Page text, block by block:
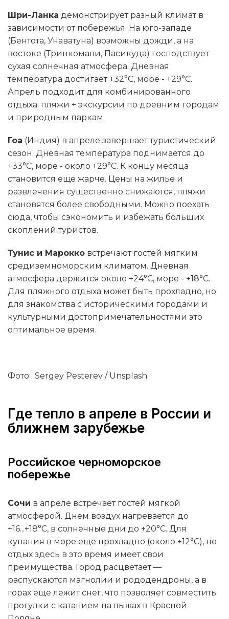
Шри-Ланка демонстрирует разный климат в
зависимости от побережья. На юго-западе
(Бентота, Унаватуна) возможны дожди, а на
востоке (Тринкомали, Пасикуда) господствует
сухая солнечная атмосфера. Дневная
температура достигает +32°C, море - +29°C.
Апрель подходит для комбинированного
отдыха: пляжи + экскурсии по древним городам
и природным паркам.
Гоа (Индия) в апреле завершает туристический
сезон. Дневная температура поднимается до
+33°C, море - около +29°C. К концу месяца
становится еще жарче. Цены на жилье и
развлечения существенно снижаются, пляжи
становятся более свободными. Можно поехать
сюда, чтобы сэкономить и избежать больших
скоплений туристов.
Тунис и Марокко встречают гостей мягким
средиземноморским климатом. Дневная
атмосфера держится около +24°C, море - +18°C.
Для пляжного отдыха может быть прохладно, но
для знакомства с историческими городами и
культурными достопримечательностями это
оптимальное время.
Фото: Sergey Pesterev / Unsplash
Где тепло в апреле в России и
ближнем зарубежье
Российское черноморское
побережье
Сочи в апреле встречает гостей мягкой
атмосферой. Днем воздух нагревается до
+16...+18°C, в солнечные дни до +20°C. Для
купания в море еще прохладно (около +12°C), но
отдых здесь в это время имеет свои
преимущества. Город расцветает —
распускаются магнолии и рододендроны, а в
горах еще лежит снег, что позволяет совместить
прогулки с катанием на лыжах в Красной